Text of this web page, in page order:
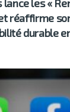
lance les «
réaffirme
durable